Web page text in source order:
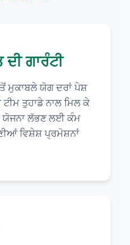
ਗਾਰੰਟੀ
ਮੁਕਾਬਲੇ ਯੋਗ ਦਰਾਂ ਪੇਸ਼
ਤੁਹਾਡੇ ਨਾਲ ਮਿਲ ਕੇ
ਯੋਜਨਾ ਲੱਭਣ ਲਈ ਕੰਮ
ਵਿਸ਼ੇਸ਼ ਪ੍ਰਮੋਸ਼ਨਾਂ